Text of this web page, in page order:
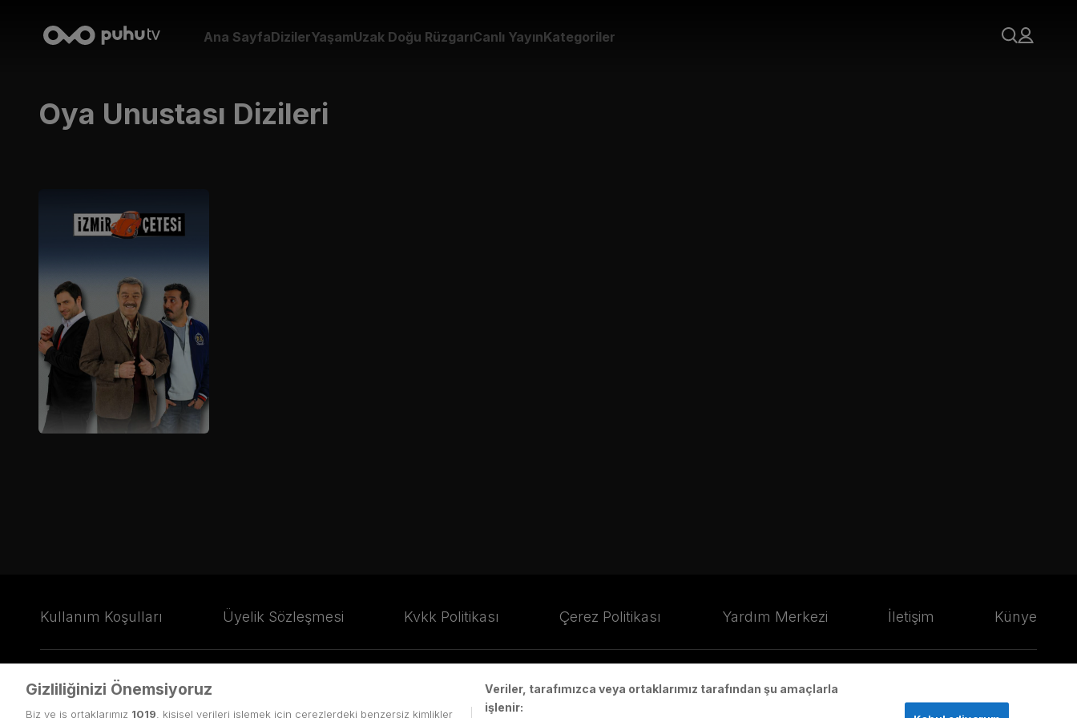
Ana SayfaDizilerYaşamUzak Doğu RüzgarıCanlı YayınKategoriler
Oya Unustası Dizileri
Kullanım Koşulları Üyelik Sözleşmesi Kvkk Politikası Çerez Politikası Yardım Merkezi İletişim Künye
© Copyright 2026puhutv.com Tüm hakları Puhu TV Yayıncılık A.Ş.'de saklıdır.
Gizliliğinizi Önemsiyoruz
Biz ve iş ortaklarımız 1019 , kişisel verileri işlemek için çerezlerdeki benzersiz kimlikler
Veriler, tarafımızca veya ortaklarımız tarafından şu amaçlarla
işlenir: